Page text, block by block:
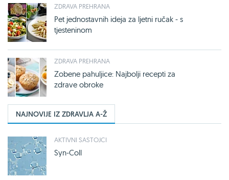
ZDRAVA PREHRANA
Pet jednostavnih ideja za ljetni ručak - s
tjesteninom
ZDRAVA PREHRANA
Zobene pahuljice: Najbolji recepti za
zdrave obroke
NAJNOVIJE IZ ZDRAVLJA A-Ž
AKTIVNI SASTOJCI
Syn-Coll